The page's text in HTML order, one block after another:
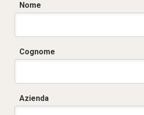
Nome
Cognome
Azienda